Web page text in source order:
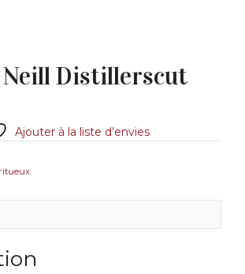
Distillerscut
Ajouter à la liste d’envies